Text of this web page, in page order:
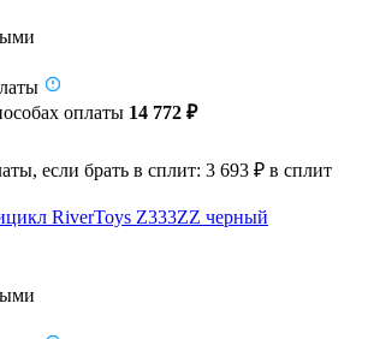
оплаты 14 772 ₽
если брать в сплит: 3 693 ₽ в сплит
RiverToys Z333ZZ черный